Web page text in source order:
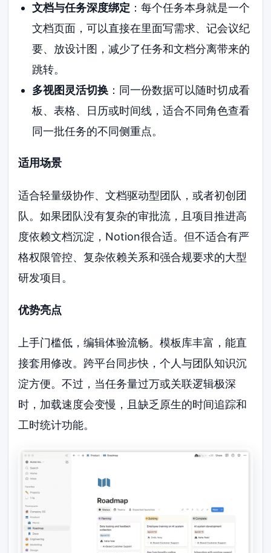
文档与任务深度绑定 ：每个任务本身就是一个
文档页面，可以直接在里面写需求、记会议纪
要、放设计图，减少了任务和文档分离带来的
跳转。
多视图灵活切换：同一份数据可以随时切成看
板、表格、日历或时间线，适合不同角色查看
同一批任务的不同侧重点。
适用场景
适合轻量级协作、文档驱动型团队，或者初创团
队。如果团队没有复杂的审批流，且项目推进高
度依赖文档沉淀，Notion很合适。但不适合有严
格权限管控、复杂依赖关系和强合规要求的大型
研发项目。
优势亮点
上手门槛低，编辑体验流畅。模板库丰富，能直
接套用修改。跨平台同步快，个人与团队知识沉
淀方便。不过，当任务量过万或关联逻辑极深
时，加载速度会变慢，且缺乏原生的时间追踪和
工时统计功能。